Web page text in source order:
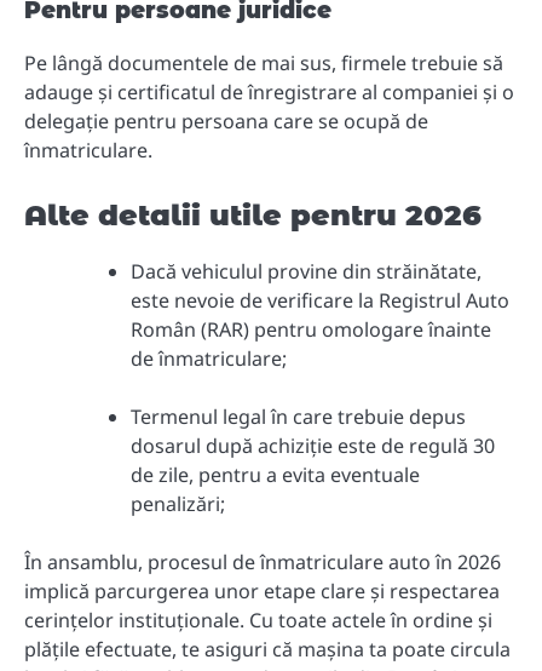
Pentru persoane juridice
Pe lângă documentele de mai sus, firmele trebuie să
adauge și certificatul de înregistrare al companiei și o
delegație pentru persoana care se ocupă de
înmatriculare.
Alte detalii utile pentru 2026
Dacă vehiculul provine din străinătate,
este nevoie de verificare la Registrul Auto
Român (RAR) pentru omologare înainte
de înmatriculare;
Termenul legal în care trebuie depus
dosarul după achiziție este de regulă 30
de zile, pentru a evita eventuale
penalizări;
În ansamblu, procesul de înmatriculare auto în 2026
implică parcurgerea unor etape clare și respectarea
cerințelor instituționale. Cu toate actele în ordine și
plățile efectuate, te asiguri că mașina ta poate circula